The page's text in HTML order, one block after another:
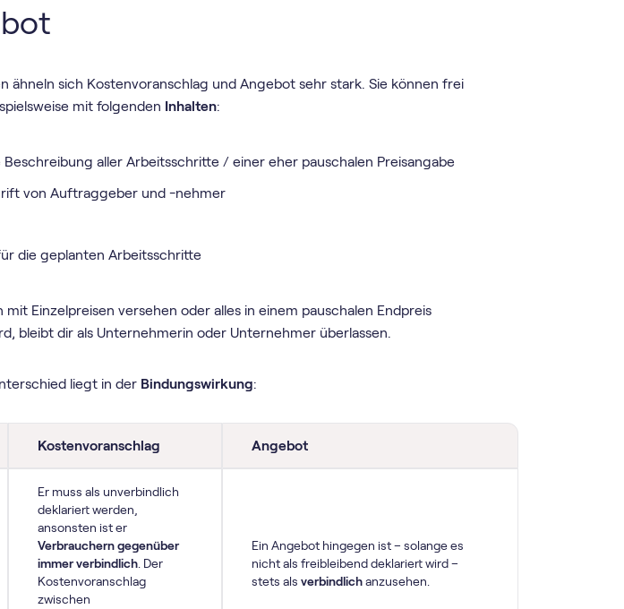
ähneln sich Kostenvoranschlag und Angebot sehr stark. Sie können frei
mit folgenden Inhalten:
aller Arbeitsschritte / einer eher pauschalen Preisangabe
von Auftraggeber und -nehmer
die geplanten Arbeitsschritte
mit Einzelpreisen versehen oder alles in einem pauschalen Endpreis
bleibt dir als Unternehmerin oder Unternehmer überlassen.
liegt in der Bindungswirkung:
Kostenvoranschlag Angebot
Er muss als unverbindlich
deklariert werden,
ansonsten ist er
Verbrauchern gegenüber
immer verbindlich. Der
Kostenvoranschlag
zwischen
Ein Angebot hingegen ist – solange es
nicht als freibleibend deklariert wird –
stets als verbindlichanzusehen.